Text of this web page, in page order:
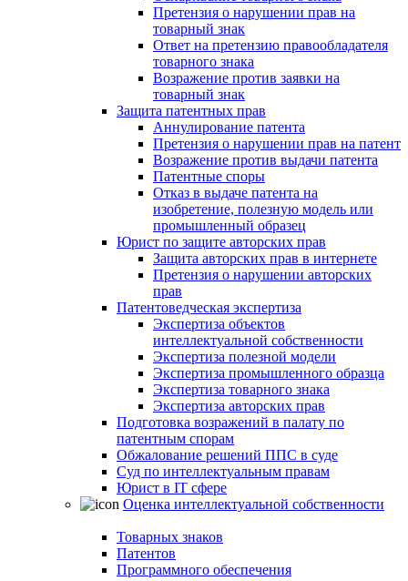
Претензия о нарушении прав на
товарный знак
Ответ на претензию правообладателя
товарного знака
Возражение против заявки на
товарный знак
Защита патентных прав
Аннулирование патента
Претензия о нарушении прав на патент
Возражение против выдачи патента
Патентные споры
Отказ в выдаче патента на
изобретение, полезную модель или
промышленный образец
Юрист по защите авторских прав
Защита авторских прав в интернете
Претензия о нарушении авторских
прав
Патентоведческая экспертиза
Экспертиза объектов
интеллектуальной собственности
Экспертиза полезной модели
Экспертиза промышленного образца
Экспертиза товарного знака
Экспертиза авторских прав
Подготовка возражений в палату по
патентным спорам
Обжалование решений ППС в суде
Суд по интеллектуальным правам
Юрист в IT сфере
Оценка интеллектуальной собственности
Товарных знаков
Патентов
Программного обеспечения